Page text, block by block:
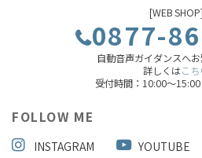
[WEB SHOP]
0877-
自動音声ガイダンスへお
詳しくはこち
受付時間：10:00～15:00
FOLLOW ME
INSTAGRAM YOUTUBE